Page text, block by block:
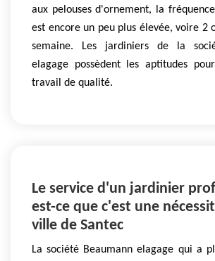
aux pelouses d'ornement, la
est encore un peu plus élevée, voire 2
semaine. Les jardiniers de la
elagage possèdent les aptitudes
travail de qualité.
Le service d'un jardinier
est-ce que c'est une
ville de Santec
La société Beaumann elagage qui a